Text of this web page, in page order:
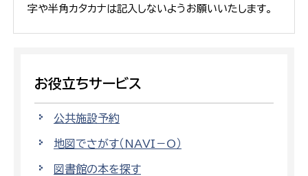
字や半角カタカナは記入しないようお願いいたします。
お役立ちサービス
公共施設予約
地図でさがす（NAVI－O）
図書館の本を探す